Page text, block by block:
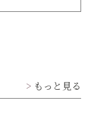
もっと見る